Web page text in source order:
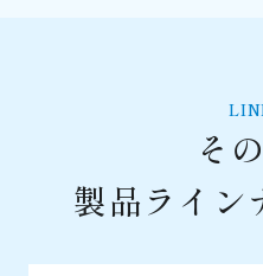
そ
製品ライン